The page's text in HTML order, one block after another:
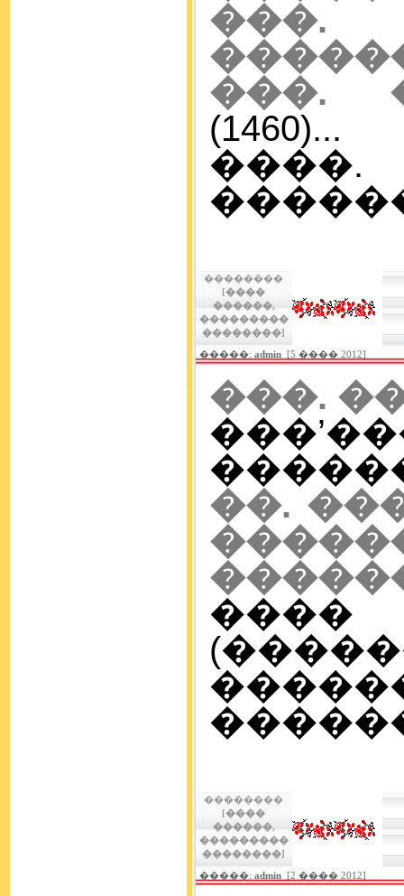
���.
���.
(1460)...
��������
[����
������,
���������
��������]
�����: admin [5 ���� 2012]
���.
������
��.
��������
[����
������,
���������
��������]
�����: admin [2 ���� 2012]